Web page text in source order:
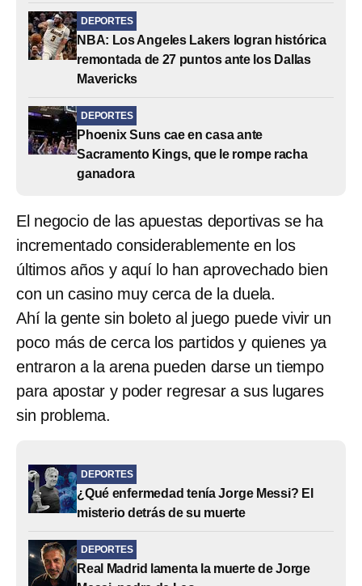
DEPORTES
NBA: Los Angeles Lakers logran histórica
remontada de 27 puntos ante los Dallas
Mavericks
DEPORTES
Phoenix Suns cae en casa ante
Sacramento Kings, que le rompe racha
ganadora
El negocio de las apuestas deportivas se ha
incrementado considerablemente en los
últimos años y aquí lo han aprovechado bien
con un casino muy cerca de la duela.
Ahí la gente sin boleto al juego puede vivir un
poco más de cerca los partidos y quienes ya
entraron a la arena pueden darse un tiempo
para apostar y poder regresar a sus lugares
sin problema.
DEPORTES
¿Qué enfermedad tenía Jorge Messi? El
misterio detrás de su muerte
DEPORTES
Real Madrid lamenta la muerte de Jorge